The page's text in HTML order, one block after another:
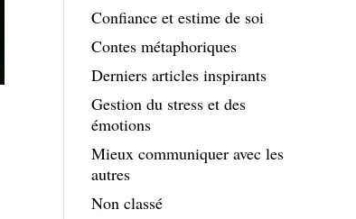
Confiance et estime de soi
Contes métaphoriques
Derniers articles inspirants
Gestion du stress et des
émotions
Mieux communiquer avec les
autres
Non classé